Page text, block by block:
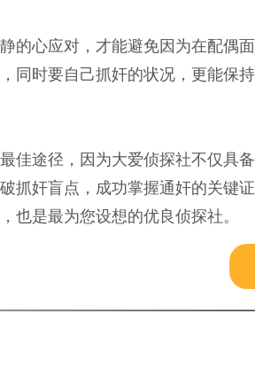
的心应对，才能避免因为在配偶
同时要自己抓奸的状况，更能保
佳途径，因为大爱侦探社不仅具
抓奸盲点，成功掌握通奸的关键
也是最为您设想的优良侦探社。